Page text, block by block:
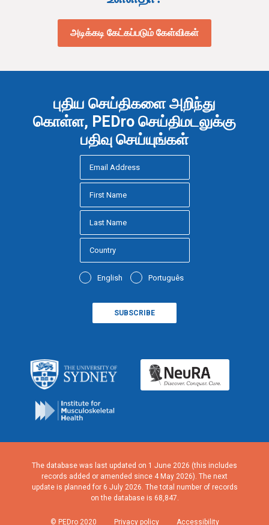
அடிக்கடி கேட்கப்படும் கேள்விகள்
புதிய செய்திகளை அறிந்து
கொள்ள, PEDro செய்திமடலுக்கு
பதிவு செய்யுங்கள்
English Português
The database was last updated on 1 June 2026 (this includes
records added or amended since 4 May 2026). The next
update is planned for 6 July 2026. The total number of records
on the database is 68,847.
© PEDro 2020 Privacy policy Accessibility